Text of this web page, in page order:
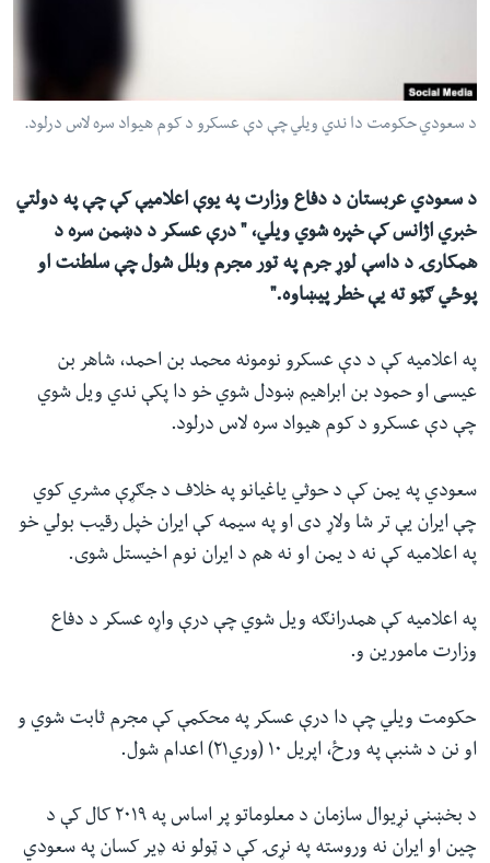
ځای
د سعودي حکومت دا ندي ویلي چې دې عسکرو د کوم هیواد سره لاس درلود.
د سعودي عربستان د دفاع وزارت په یوې اعلامیې کې چې په دولتي
خبري اژانس کې خپره شوي ویلي، " درې عسکر د دښمن سره د
همکارۍ د داسې لوړ جرم په تور مجرم وبلل شول چې سلطنت او
پوځي ګټو ته یې خطر پیښاوه."
په اعلامیه کې د دې عسکرو نومونه محمد بن احمد، شاهر بن
عیسی او حمود بن ابراهیم ښودل شوي خو دا پکې ندي ویل شوي
چې دې عسکرو د کوم هیواد سره لاس درلود.
سعودي په یمن کې د حوثي یاغیانو په خلاف د جګړې مشري کوي
چې ایران یې تر شا ولاړ دی او په سیمه کې ایران خپل رقیب بولي خو
په اعلامیه کې نه د یمن او نه هم د ایران نوم اخیستل شوی.
په اعلامیه کې همدرانګه ویل شوي چې درې واړه عسکر د دفاع
وزارت مامورین و.
حکومت ویلي چې دا درې عسکر په محکمې کې مجرم ثابت شوي و
او نن د شنبې په ورځ، اپریل ۱۰ (وري۲۱) اعدام شول.
د بخښنې نړیوال سازمان د معلوماتو پر اساس په ۲۰۱۹ کال کې د
چین او ایران نه وروسته په نړۍ کې د ټولو نه ډیر کسان په سعودي